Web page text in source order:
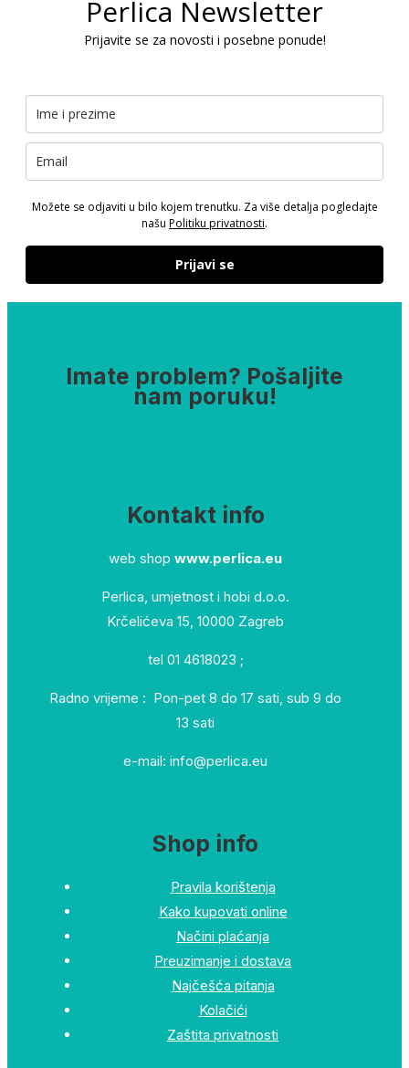
Perlica Newsletter
Prijavite se za novosti i posebne ponude!
Možete se odjaviti u bilo kojem trenutku. Za više detalja pogledajte
našu Politiku privatnosti.
Prijavi se
Imate problem? Pošaljite
nam poruku!
Kontakt info
web shop www.perlica.eu
Perlica, umjetnost i hobi d.o.o.
Krčelićeva 15, 10000 Zagreb
tel 01 4618023 ;
Radno vrijeme : Pon-pet 8 do 17 sati, sub 9 do
13 sati
e-mail: info@perlica.eu
Shop info
Pravila korištenja
Kako kupovati online
Načini plaćanja
Preuzimanje i dostava
Najčešća pitanja
Kolačići
Zaštita privatnosti